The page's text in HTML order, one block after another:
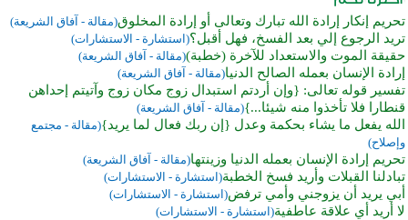
تحريم إنكار إرادة الله تبارك وتعالى أو إرادة المخلوق(مقالة - آفاق الشريعة)
تريد الرجوع إلي بعد الفسخ، فهل أقبل؟(استشارة - الاستشارات)
حقيقة الموت والاستعداد للآخرة (خطبة)(مقالة - آفاق الشريعة)
إرادة الإنسان بعمله الصالح الدنيا(مقالة - آفاق الشريعة)
تفسير قوله تعالى: {وإن أردتم استبدال زوج مكان زوج وآتيتم إحداهن
قنطارا فلا تأخذوا منه شيئا...}(مقالة - آفاق الشريعة)
الله يفعل ما يشاء بحكمة وعدل {إن ربك فعال لما يريد}(مقالة - مجتمع
وإصلاح)
تحريم إرادة الإنسان بعمله الدنيا وزينتها(مقالة - آفاق الشريعة)
تبادلنا القبلات وأريد فسخ الخطبة(استشارة - الاستشارات)
أبي يريد أن يزوجني وأمي ترفض(استشارة - الاستشارات)
لا أريد أي علاقة عاطفية(استشارة - الاستشارات)